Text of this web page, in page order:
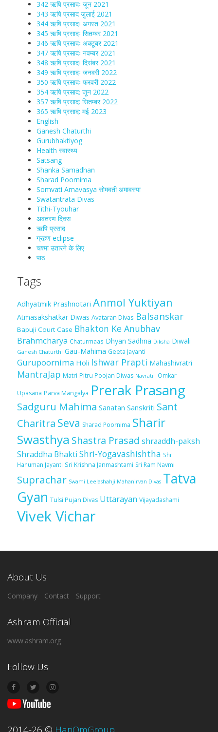
342 ऋषि प्रसादः जून 2021
343 ऋषि प्रसाद जुलाई 2021
344 ऋषि प्रसादः अगस्त 2021
345 ऋषि प्रसादः सितम्बर 2021
346 ऋषि प्रसादः अक्टूबर 2021
347 ऋषि प्रसादः नवम्बर 2021
348 ऋषि प्रसादः दिसंबर 2021
349 ऋषि प्रसादः जनवरी 2022
350 ऋषि प्रसादः फरवरी 2022
354 ऋषि प्रसाद: जून 2022
357 ऋषि प्रसाद: सितम्बर 2022
365 ऋषि प्रसाद: मई 2023
English
Ganesh Chaturthi
Gurubhaktiyog
Health स्वास्‍थ्‍य
Satsang
Shanka Samadhan
Sharad Poornima
Somvati Amavasya सोमवती अमावस्या
Swatantrata Divas
Tithi-Tyouhar
अवतरण दिवस
ऋषि प्रसाद
ग्रहण eclipse
चश्मा‍ उतारने के लिए
पाठ
Tags
Adhyatmik Prashnotari Anmol Yuktiyan
Atmasakshatkar Diwas Avataran Divas Balsanskar
Bapuji Court Case Bhakton Ke Anubhav
Brahmcharya Chaturmaas Dhyan Sadhna Diksha Diwali
Ganesh Chaturthi Gau-Mahima Geeta Jayanti
Gurupoornima Holi Ishwar Prapti Mahashivratri
MantraJap Matri-Pitru Poojan Diwas Navratri Omkar
Upasana Parva Mangalya Prerak Prasang
Sadguru Mahima Sanatan Sanskriti Sant
Charitra Seva Sharad Poornima Sharir
Swasthya Shastra Prasad shraaddh-paksh
Shraddha Bhakti Shri-Yogavashishtha Shri
Hanuman Jayanti Sri Krishna Janmashtami Sri Ram Navmi
Suprachar Swami Leelashahji Mahanirvan Divas Tatva
Gyan Tulsi Pujan Divas Uttarayan Vijayadashami
Vivek Vichar
About Us
Company Contact Support
Ashram Official
www.ashram.org
Follow Us